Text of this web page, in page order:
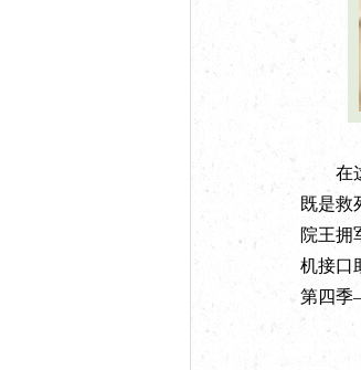
在这
既是救
院王拥
机接口
第四季